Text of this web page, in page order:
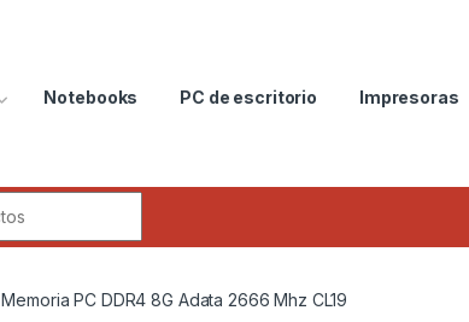
Notebooks PC de escritorio Impresoras
Memoria PC DDR4 8G Adata 2666 Mhz CL19